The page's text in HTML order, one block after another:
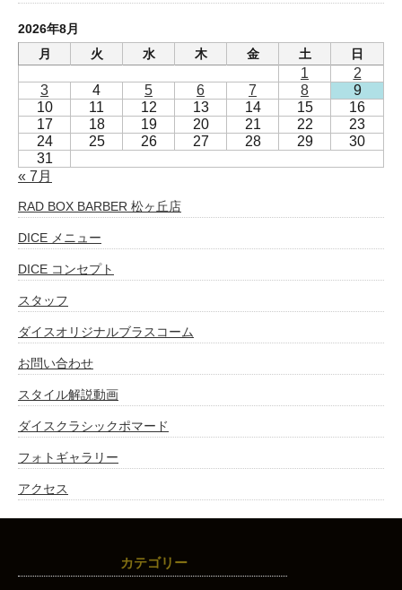
2026年8月
月
火 水 木 金 土 日
1
2
3
4 5 6 7 8
9
10
11 12 13 14 15
16
17
18 19 20 21 22
23
24
25 26 27 28 29
30
31
« 7月
RAD BOX BARBER 松ヶ丘店
DICE メニュー
DICE コンセプト
スタッフ
ダイスオリジナルブラスコーム
お問い合わせ
スタイル解説動画
ダイスクラシックポマード
フォトギャラリー
アクセス
カテゴリー